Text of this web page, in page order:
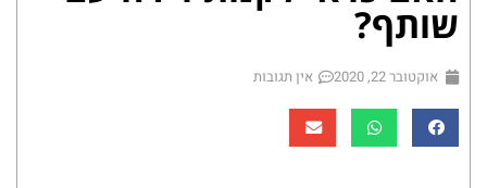
שותף?
אוקטובר 22, 2020 אין תגובות